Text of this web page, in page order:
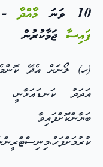
10 ވަނަ މާއްދާ-
ފައިސާ ޖަމާކުރުން
(ހ) ލޯނަށް އެދޭ